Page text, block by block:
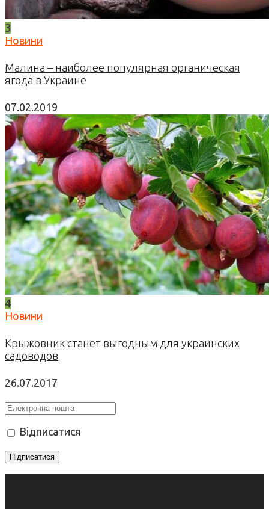
3
Новини
Малина – наиболее популярная органическая
ягода в Украине
07.02.2019
4
Новини
Крыжовник станет выгодным для украинских
садоводов
26.07.2017
Відписатися